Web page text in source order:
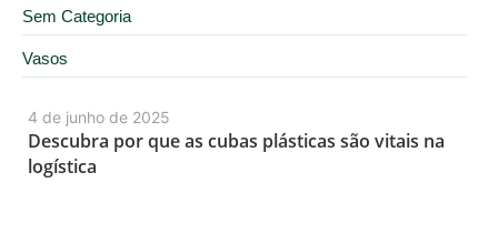
4 de junho de 2025
Descubra por que as cubas plásticas são vitais na
logística
Sem Categoria
Vasos